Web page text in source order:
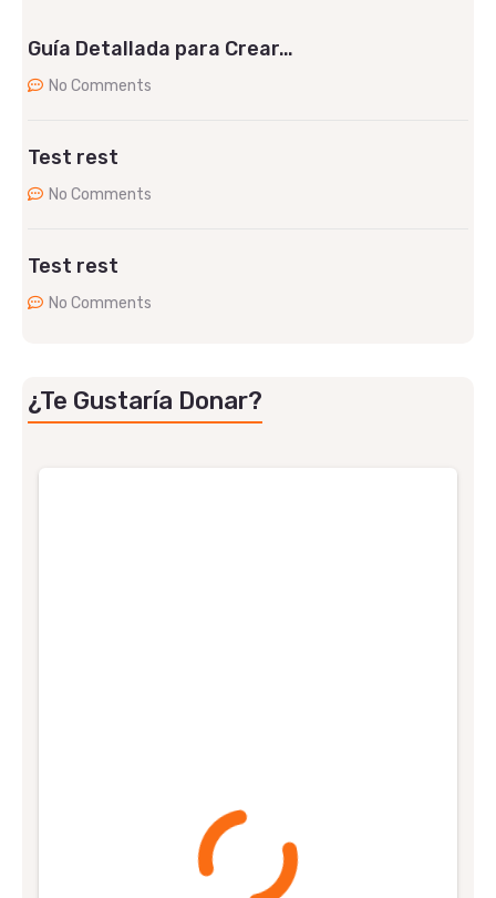
Guía Detallada para Crear…
No Comments
Test rest
No Comments
Test rest
No Comments
¿Te Gustaría Donar?